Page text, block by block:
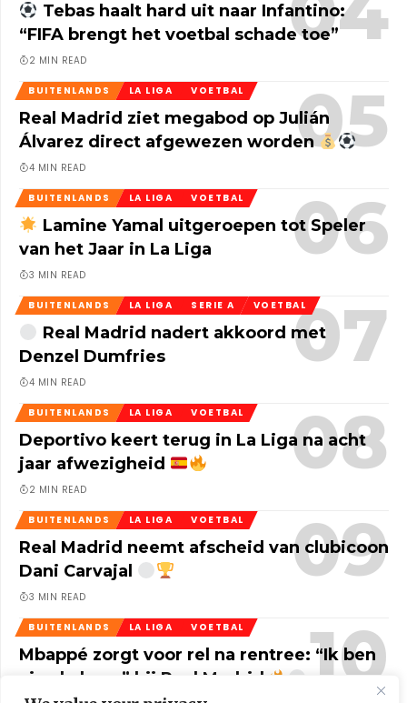
Tebas haalt hard uit naar Infantino:
“FIFA brengt het voetbal schade toe”
2 MIN READ
BUITENLANDS LA LIGA VOETBAL
Real Madrid ziet megabod op Julián
Álvarez direct afgewezen worden
4 MIN READ
BUITENLANDS LA LIGA VOETBAL
Lamine Yamal uitgeroepen tot Speler
van het Jaar in La Liga
3 MIN READ
BUITENLANDS LA LIGA SERIE A VOETBAL
Real Madrid nadert akkoord met
Denzel Dumfries
4 MIN READ
BUITENLANDS LA LIGA VOETBAL
Deportivo keert terug in La Liga na acht
jaar afwezigheid
2 MIN READ
BUITENLANDS LA LIGA VOETBAL
Real Madrid neemt afscheid van clubicoon
Dani Carvajal
3 MIN READ
BUITENLANDS LA LIGA VOETBAL
Mbappé zorgt voor rel na rentree: “Ik ben
vierde keus” bij Real Madrid